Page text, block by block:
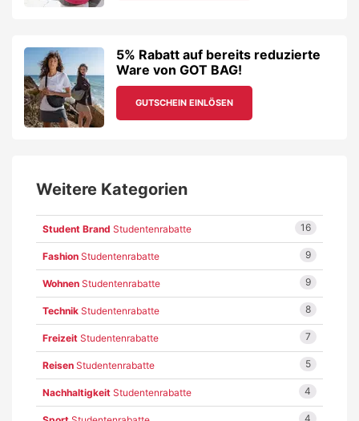
5% Rabatt auf bereits reduzierte
Ware von GOT BAG!
GUTSCHEIN EINLÖSEN
Weitere Kategorien
Student Brand Studentenrabatte 16
Fashion Studentenrabatte 9
Wohnen Studentenrabatte 9
Technik Studentenrabatte 8
Freizeit Studentenrabatte 7
Reisen Studentenrabatte 5
Nachhaltigkeit Studentenrabatte 4
4